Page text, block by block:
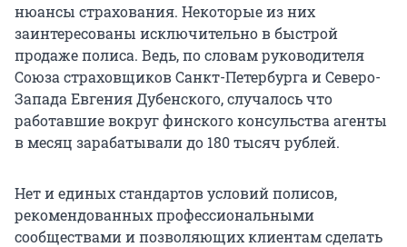
нюансы страхования. Некоторые из них
заинтересованы исключительно в быстрой
продаже полиса. Ведь, по словам руководителя
Союза страховщиков Санкт-Петербурга и Северо-
Запада Евгения Дубенского, случалось что
работавшие вокруг финского консульства агенты
в месяц зарабатывали до 180 тысяч рублей.
Нет и единых стандартов условий полисов,
рекомендованных профессиональными
сообществами и позволяющих клиентам сделать